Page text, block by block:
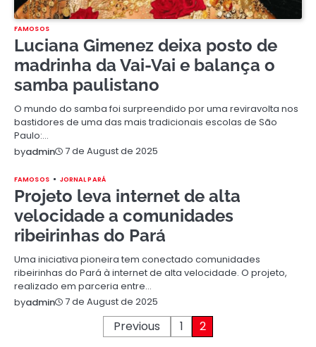
FAMOSOS
Luciana Gimenez deixa posto de
madrinha da Vai-Vai e balança o
samba paulistano
O mundo do samba foi surpreendido por uma reviravolta nos
bastidores de uma das mais tradicionais escolas de São
Paulo:…
byadmin 7 de August de 2025
FAMOSOS JORNAL PARÁ
Projeto leva internet de alta
velocidade a comunidades
ribeirinhas do Pará
Uma iniciativa pioneira tem conectado comunidades
ribeirinhas do Pará à internet de alta velocidade. O projeto,
realizado em parceria entre…
byadmin 7 de August de 2025
Previous 1 2